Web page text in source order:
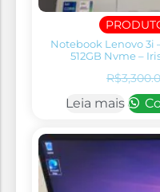
Notebook Lenovo 3i –
512GB Nvme –
R$
Leia mais